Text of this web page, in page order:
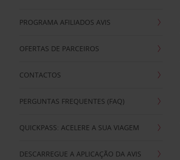
PROGRAMA AFILIADOS AVIS
OFERTAS DE PARCEIROS
CONTACTOS
PERGUNTAS FREQUENTES (FAQ)
QUICKPASS: ACELERE A SUA VIAGEM
DESCARREGUE A APLICAÇÃO DA AVIS